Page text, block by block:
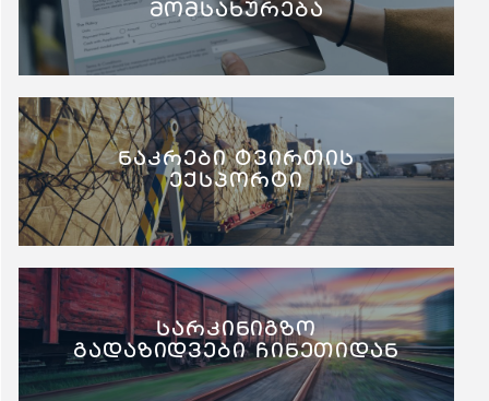
მომსახურება
ნაკრები ტვირთის
ექსპორტი
სარკინიგზო
გადაზიდვები ჩინეთიდან